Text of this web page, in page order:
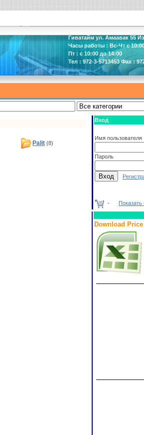
Гиватайм ул. Амаавак 55
Часы работы : Вс-Чт с
Пт : с 10:00 до 14:00
Тел : 972-3-5713453 Фах :
Palit (8)
Вход
Имя пользователя
Пароль
- Показать
Download